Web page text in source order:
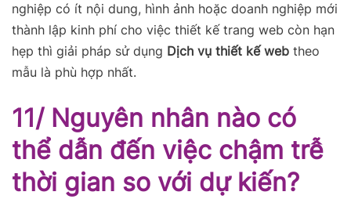
nghiệp có ít nội dung, hình ảnh hoặc doanh nghiệp mới
thành lập kinh phí cho việc thiết kế trang web còn hạn
hẹp thì giải pháp sử dụng Dịch vụ thiết kế web theo
mẫu là phù hợp nhất.
11/ Nguyên nhân nào có
thể dẫn đến việc chậm trễ
thời gian so với dự kiến?